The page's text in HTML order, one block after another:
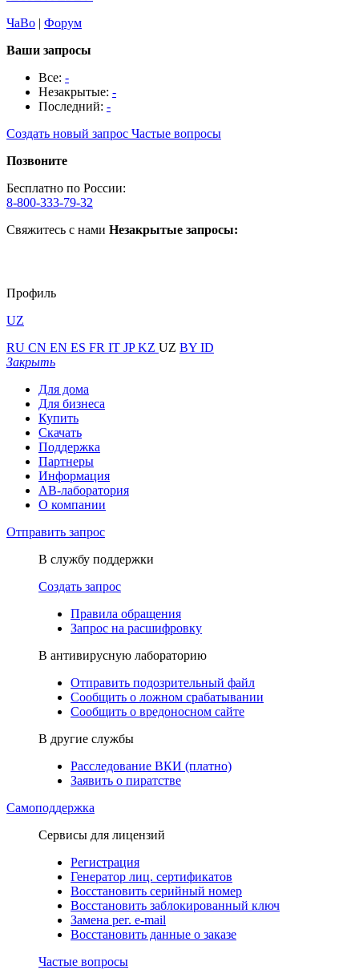
ЧаВо | Форум
Ваши запросы
Все: -
Незакрытые: -
Последний: -
Создать новый запрос Частые вопросы
Позвоните
Бесплатно по России:
8-800-333-79-32
Свяжитесь с нами Незакрытые запросы:
Профиль
UZ
RU CN EN ES FR IT JPKZ UZ BY ID
Закрыть
Для дома
Для бизнеса
Купить
Скачать
Поддержка
Партнеры
Информация
АВ-лаборатория
О компании
Отправить запрос
В службу поддержки
Создать запрос
Правила обращения
Запрос на расшифровку
В антивирусную лабораторию
Отправить подозрительный файл
Сообщить о ложном срабатывании
Сообщить о вредоносном сайте
В другие службы
Расследование ВКИ (платно)
Заявить о пиратстве
Самоподдержка
Сервисы для лицензий
Регистрация
Генератор лиц. сертификатов
Восстановить серийный номер
Восстановить заблокированный ключ
Замена рег. e-mail
Восстановить данные о заказе
Частые вопросы